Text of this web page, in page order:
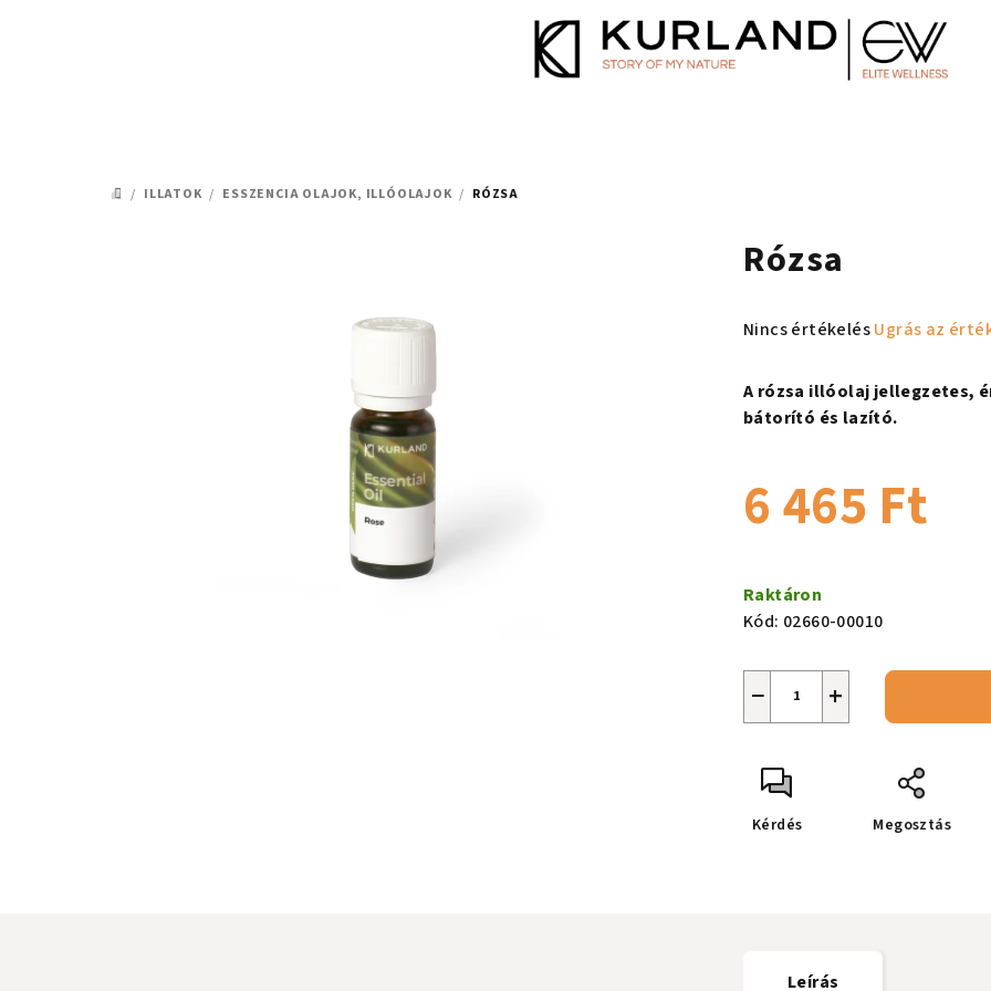
KEZDŐLAP
/ ILLATOK / ESSZENCIA OLAJOK, ILLÓOLAJOK / RÓZSA
Rózsa
A
átlagos
értékelése
0,0
csillag.
Nincs értékelésUgrás az
A rózsa illóolaj jellegzetes,
bátorító és lazító.
6 465 Ft
Raktáron
Kód: 02660-00010
+
−
Kérdés Megosztás
Leírás